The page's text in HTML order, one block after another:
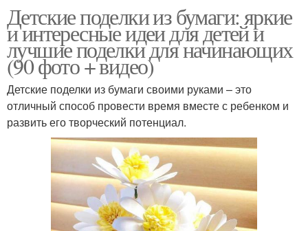
Детские поделки из бумаги: яркие
и интересные идеи для детей и
лучшие поделки для начинающих
(90 фото + видео)
Детские поделки из бумаги своими руками – это
отличный способ провести время вместе с ребенком и
развить его творческий потенциал.